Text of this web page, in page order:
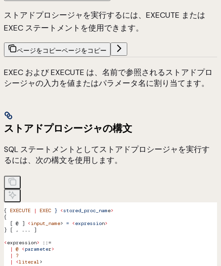
ストアドプロシージャを実行するには、EXECUTE または
EXEC ステートメントを使用できます。
ページをコピーページをコピー
EXEC および EXECUTE は、名前で参照されるストアドプロ
シージャの入力を値またはパラメータ名に割り当てます。
ストアドプロシージャの構文
SQL ステートメントとしてストアドプロシージャを実行す
るには、次の構文を使用します。
{ EXECUTE | EXEC } <stored_proc_name>
{
  [ @ ]
<input_name> = <expression>
} [ , ... ]
<expression> ::=
  |
@ <parameter>
  |
?
  |
<literal>